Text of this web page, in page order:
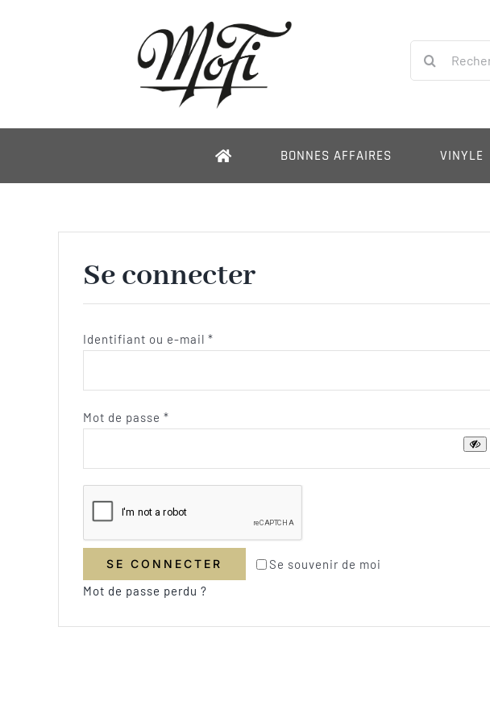
BONNES AFFAIRES VINYLE
Se connecter
Identifiant ou e-mail *Obligatoire
Mot de passe *Obligatoire
Se souvenir de moi
SE CONNECTER
Mot de passe perdu ?